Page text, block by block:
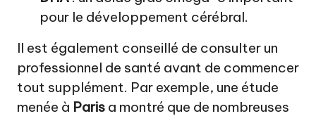
pour le développement cérébral.
Il est également conseillé de consulter un
professionnel de santé avant de commencer
tout supplément. Par exemple, une étude
menée à Paris a montré que de nombreuses